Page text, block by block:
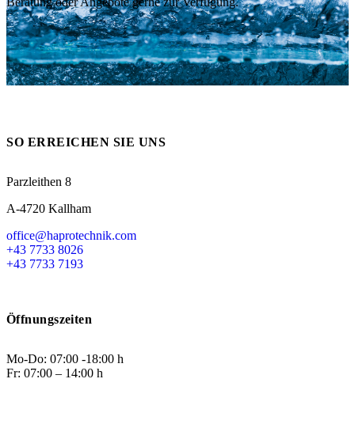
Messen
Videos / Downloads
HT Plus
Hochdruckpumpen
SO ERREICHEN SIE UNS
Parzleithen 8
A-4720 Kallham
office@haprotechnik.com
+43 7733 8026
+43 7733 7193
Öffnungszeiten
Mo-Do: 07:00 -18:00 h
Fr: 07:00 – 14:00 h